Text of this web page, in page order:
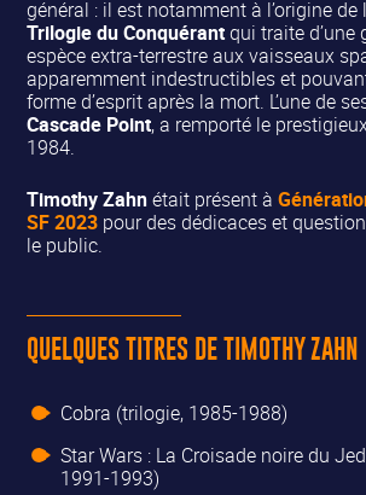
général : il est notamment à l’origine
Trilogie du Conquérantqui traite d’une
espèce extra-terrestre aux vaisseaux
apparemment indestructibles et
forme d’esprit après la mort. L’une de
Cascade Point, a remporté le
1984.
Timothy Zahnétait présent à
SF 2023 pour des dédicaces et
le public.
QUELQUES TITRES DE TIMOTHY ZAHN
Cobra (trilogie, 1985-1988)
Star Wars : La Croisade noire du
1991-1993)